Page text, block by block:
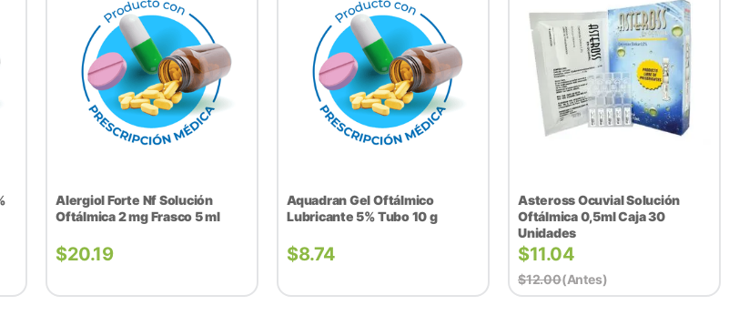
Alergiol Forte Nf Solución
Oftálmica 2 mg Frasco 5 ml
$20.19
Aquadran Gel Oftálmico
Lubricante 5% Tubo 10 g
$8.74
Asteross Ocuvial Solución
Oftálmica 0,5ml Caja 30
Unidades
$11.04
$12.00(antes)